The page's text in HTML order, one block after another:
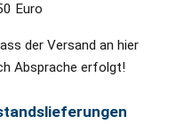
Euro
der Versand an hier
Absprache erfolgt!